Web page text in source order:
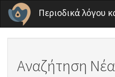
Παράκαμψη προς το κυρίως
Περιοδικά λόγου
Αναζήτηση